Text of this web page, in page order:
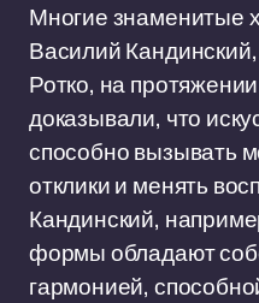
Многие знаменитые
Василий
Ротко, на
доказывали, что
способно вызывать
отклики и менять
Кандинский,
формы обладают
гармонией,